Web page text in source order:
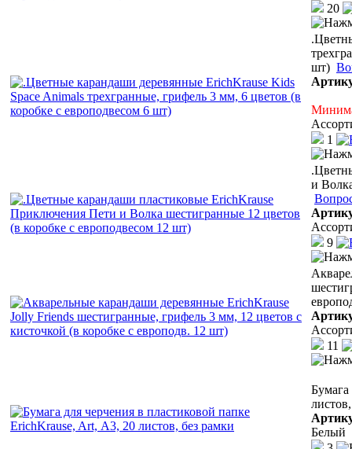
20
шт)
1
и
9
11
Бумага
Белый